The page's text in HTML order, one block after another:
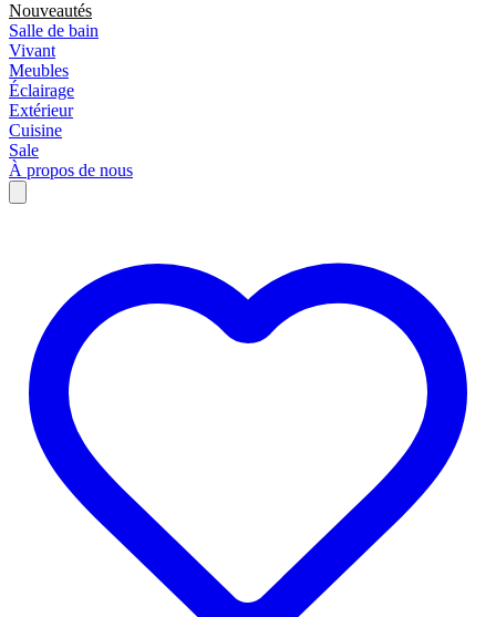
Nouveautés
Salle de bain
Vivant
Meubles
Éclairage
Extérieur
Cuisine
Sale
À propos de nous